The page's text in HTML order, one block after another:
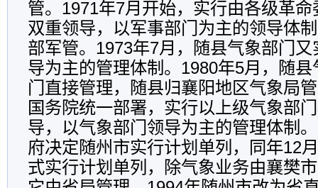
管。1971年7月开始，实行由各级革
双重领导，以军事部门为主的领导体
部军管。1973年7月，随县气象部门
导为主的管理体制。1980年5月，随
门直接管理，随县归襄阳地区气象局
国务院统一部署，实行以上级气象部
导，以气象部门领导为主的管理体制
府决定随州市实行计划单列，同年12
式实行计划单列，除气象业务由襄樊